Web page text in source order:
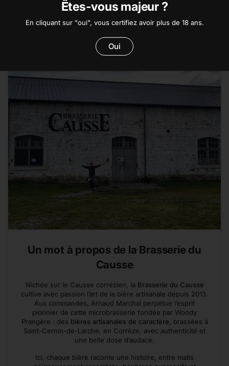
Un mot à propos de la Brasserie du
Causse
Nichée sur le Causse corrézien, la Brasserie du Causse
cultive avec passion l’art de la bière artisanale depuis 2013.
Aux commandes, Arnaud Marchal perpétue l’esprit
pionnier de cette microbrasserie fondée par Woody
Prangère : des bières artisanales de caractère, brassées à
Saint-Cernin-de-Larche, en Corrèze, avec authenticité et
une belle dose d’audace.
Ici, chaque bière raconte une histoire, entre malts
Êtes-vous majeur ?
En cliquant sur "oui", vous certifiez avoir plus de 18 ans.
Oui